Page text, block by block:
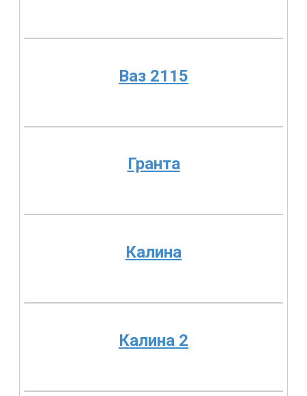
Ваз 2115
Гранта
Калина
Калина 2